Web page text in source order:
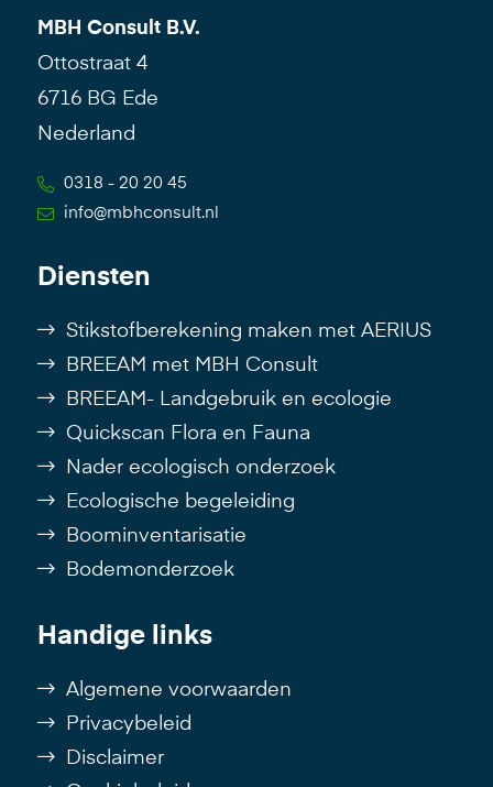
MBH Consult B.V.
Ottostraat 4
6716 BG Ede
Nederland
0318 - 20 20 45
info@mbhconsult.nl
Diensten
Stikstofberekening maken met AERIUS
BREEAM met MBH Consult
BREEAM- Landgebruik en ecologie
Quickscan Flora en Fauna
Nader ecologisch onderzoek
Ecologische begeleiding
Boominventarisatie
Bodemonderzoek
Handige links
Algemene voorwaarden
Privacybeleid
Disclaimer